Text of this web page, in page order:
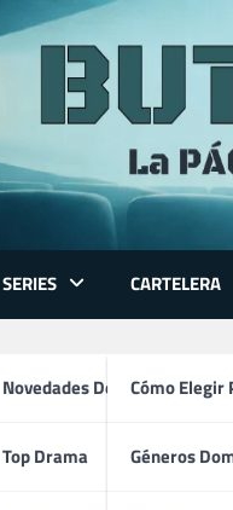
SERIES
Novedades De Series
Top Drama
CARTELERA
Cómo Elegir
Géneros